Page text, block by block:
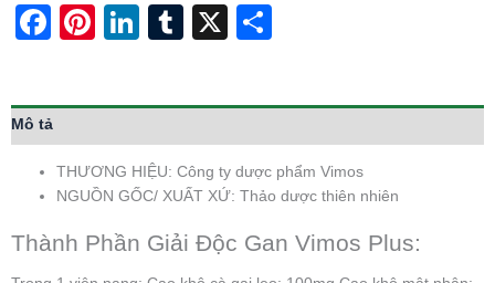
Facebook
Pinterest
LinkedIn
Tumblr
X
Mô tả
THƯƠNG HIỆU: Công ty dược phẩm Vimos
NGUỒN GỐC/ XUẤT XỨ: Thảo dược thiên nhiên
Thành Phần Giải Độc Gan Vimos Plus: